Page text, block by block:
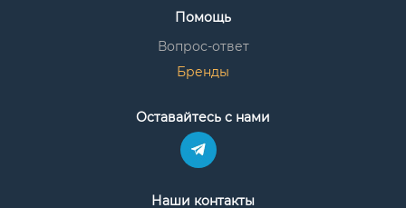
Помощь
Вопрос-ответ
Бренды
Оставайтесь с нами
Наши контакты